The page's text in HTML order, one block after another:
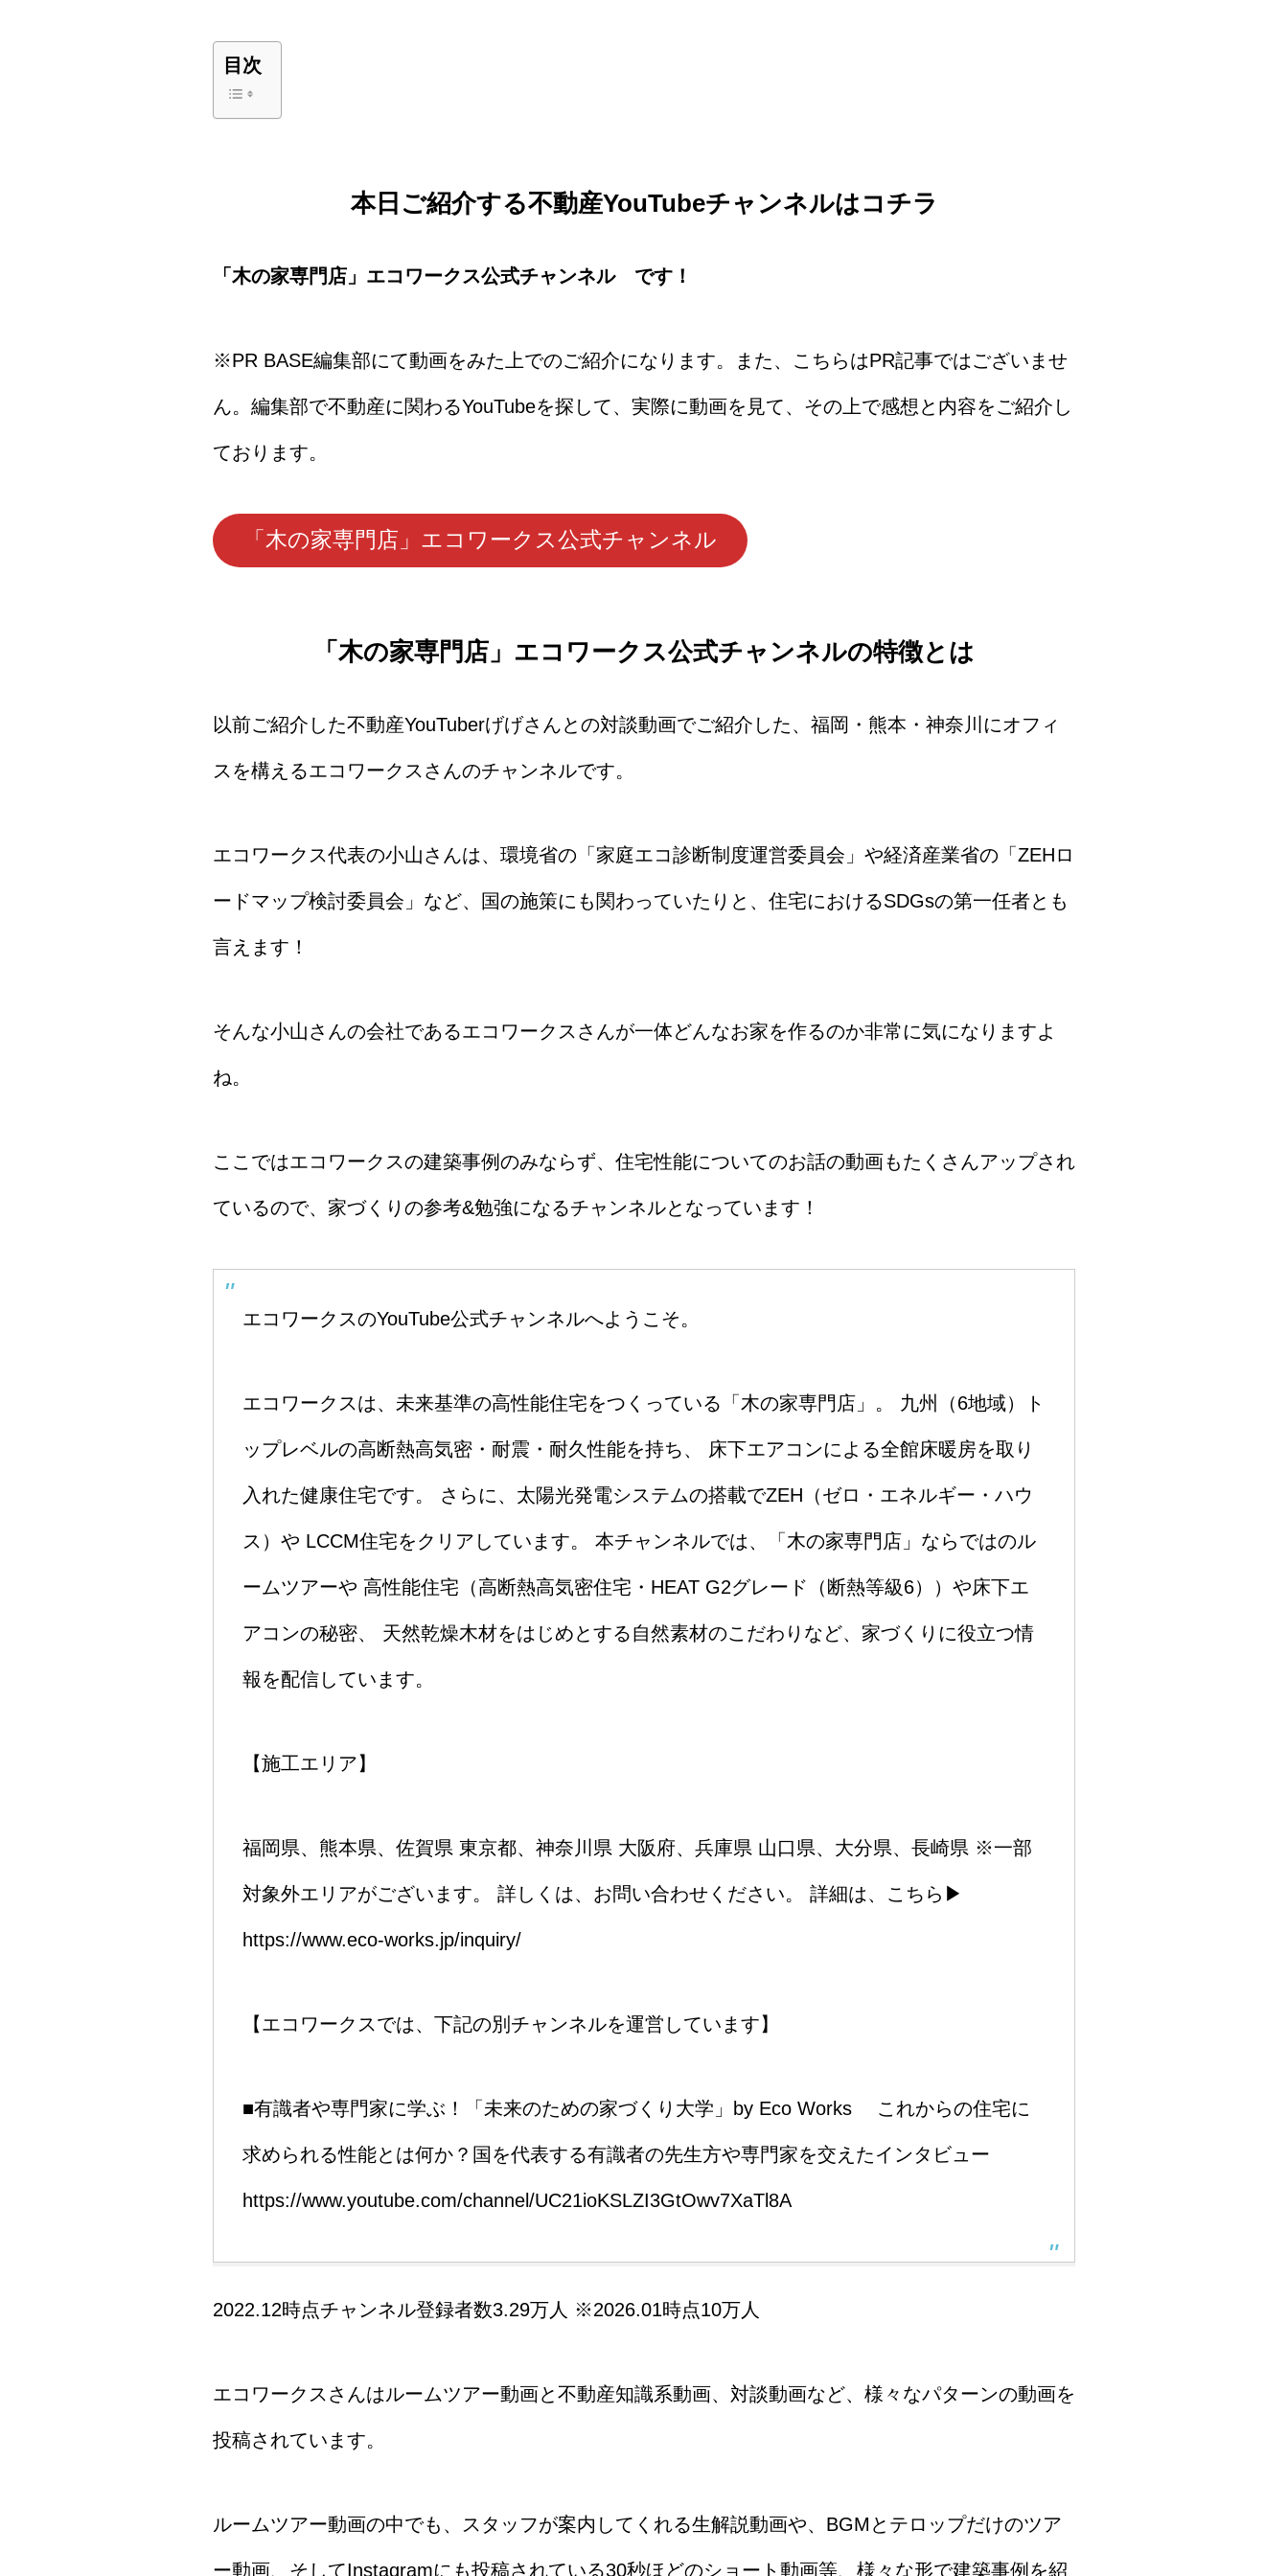
目次
本日ご紹介する不動産YouTubeチャンネルはコチラ
「木の家専門店」エコワークス公式チャンネル です！
※PR BASE編集部にて動画をみた上でのご紹介になります。また、こちらはPR記事ではございませ
ん。編集部で不動産に関わるYouTubeを探して、実際に動画を見て、その上で感想と内容をご紹介し
ております。
「木の家専門店」エコワークス公式チャンネル
「木の家専門店」エコワークス公式チャンネルの特徴とは
以前ご紹介した不動産YouTuberげげさんとの対談動画でご紹介した、福岡・熊本・神奈川にオフィ
スを構えるエコワークスさんのチャンネルです。
エコワークス代表の小山さんは、環境省の「家庭エコ診断制度運営委員会」や経済産業省の「ZEHロ
ードマップ検討委員会」など、国の施策にも関わっていたりと、住宅におけるSDGsの第一任者とも
言えます！
そんな小山さんの会社であるエコワークスさんが一体どんなお家を作るのか非常に気になりますよ
ね。
ここではエコワークスの建築事例のみならず、住宅性能についてのお話の動画もたくさんアップされ
ているので、家づくりの参考&勉強になるチャンネルとなっています！
エコワークスのYouTube公式チャンネルへようこそ。
エコワークスは、未来基準の高性能住宅をつくっている「木の家専門店」。 九州（6地域）ト
ップレベルの高断熱高気密・耐震・耐久性能を持ち、 床下エアコンによる全館床暖房を取り
入れた健康住宅です。 さらに、太陽光発電システムの搭載でZEH（ゼロ・エネルギー・ハウ
ス）や LCCM住宅をクリアしています。 本チャンネルでは、「木の家専門店」ならではのル
ームツアーや 高性能住宅（高断熱高気密住宅・HEAT G2グレード（断熱等級6））や床下エ
アコンの秘密、 天然乾燥木材をはじめとする自然素材のこだわりなど、家づくりに役立つ情
報を配信しています。
【施工エリア】
福岡県、熊本県、佐賀県 東京都、神奈川県 大阪府、兵庫県 山口県、大分県、長崎県 ※一部
対象外エリアがございます。 詳しくは、お問い合わせください。 詳細は、こちら▶
https://www.eco-works.jp/inquiry/
【エコワークスでは、下記の別チャンネルを運営しています】
■有識者や専門家に学ぶ！「未来のための家づくり大学」by Eco Works これからの住宅に
求められる性能とは何か？国を代表する有識者の先生方や専門家を交えたインタビュー
https://www.youtube.com/channel/UC21ioKSLZI3GtOwv7XaTl8A
2022.12時点チャンネル登録者数3.29万人 ※2026.01時点10万人
エコワークスさんはルームツアー動画と不動産知識系動画、対談動画など、様々なパターンの動画を
投稿されています。
ルームツアー動画の中でも、スタッフが案内してくれる生解説動画や、BGMとテロップだけのツア
ー動画、そしてInstagramにも投稿されている30秒ほどのショート動画等、様々な形で建築事例を紹